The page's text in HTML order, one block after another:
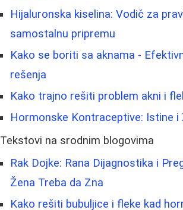
Hijaluronska kiselina: Vodič za
samostalnu pripremu
Kako se boriti sa aknama -
rešenja
Kako trajno rešiti problem akni i
Hormonske Kontraceptive: Istine i
Tekstovi na srodnim blogovima
Rak Dojke: Rana Dijagnostika i
Žena Treba da Zna
Kako rešiti bubuljice i fleke kad